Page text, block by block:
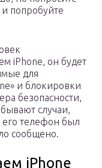
попробуйте
iPhone, он будет
для
и блокировки
безопасности,
случаи,
его телефон был
сообщено.
iPhone